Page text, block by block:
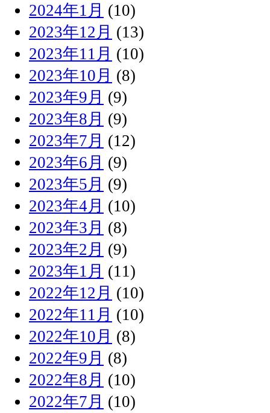
2024年1月 (10)
2023年12月 (13)
2023年11月 (10)
2023年10月 (8)
2023年9月 (9)
2023年8月 (9)
2023年7月 (12)
2023年6月 (9)
2023年5月 (9)
2023年4月 (10)
2023年3月 (8)
2023年2月 (9)
2023年1月 (11)
2022年12月 (10)
2022年11月 (10)
2022年10月 (8)
2022年9月 (8)
2022年8月 (10)
2022年7月 (10)